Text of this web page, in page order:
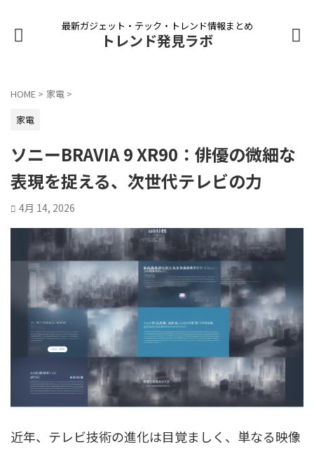
最新ガジェット・テック・トレンド情報まとめ
トレンド発見ラボ
HOME > 家電 >
家電
ソニーBRAVIA 9 XR90：俳優の微細な
表現を捉える、次世代テレビの力
4月 14, 2026
近年、テレビ技術の進化は目覚ましく、単なる映像